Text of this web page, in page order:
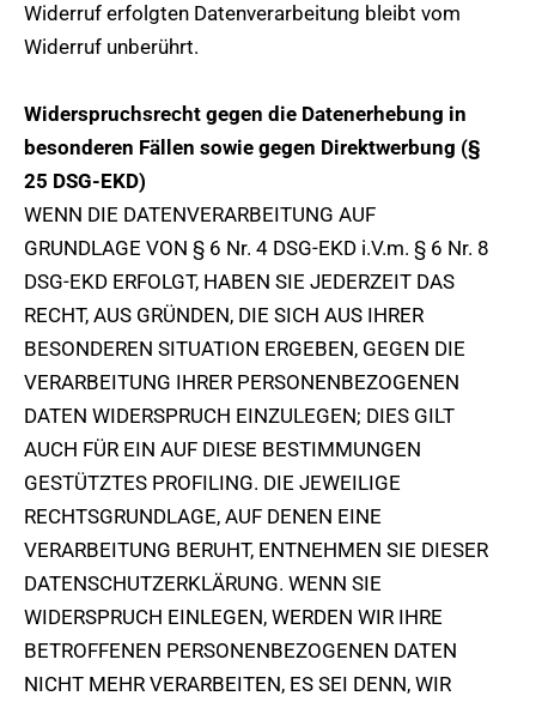
Widerruf erfolgten Datenverarbeitung bleibt vom
Widerruf unberührt.
Widerspruchsrecht gegen die Datenerhebung in
besonderen Fällen sowie gegen Direktwerbung (§
25 DSG-EKD)
WENN DIE DATENVERARBEITUNG AUF
GRUNDLAGE VON § 6 Nr. 4 DSG-EKD i.V.m. § 6 Nr. 8
DSG-EKD ERFOLGT, HABEN SIE JEDERZEIT DAS
RECHT, AUS GRÜNDEN, DIE SICH AUS IHRER
BESONDEREN SITUATION ERGEBEN, GEGEN DIE
VERARBEITUNG IHRER PERSONENBEZOGENEN
DATEN WIDERSPRUCH EINZULEGEN; DIES GILT
AUCH FÜR EIN AUF DIESE BESTIMMUNGEN
GESTÜTZTES PROFILING. DIE JEWEILIGE
RECHTSGRUNDLAGE, AUF DENEN EINE
VERARBEITUNG BERUHT, ENTNEHMEN SIE DIESER
DATENSCHUTZERKLÄRUNG. WENN SIE
WIDERSPRUCH EINLEGEN, WERDEN WIR IHRE
BETROFFENEN PERSONENBEZOGENEN DATEN
NICHT MEHR VERARBEITEN, ES SEI DENN, WIR